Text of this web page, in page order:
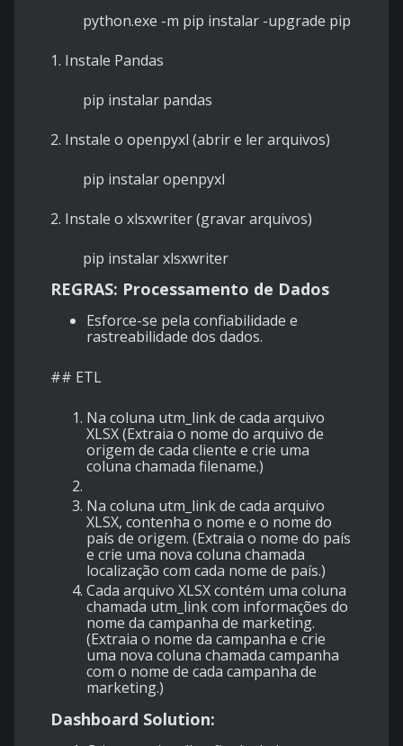
python.exe -m pip instalar -upgrade pip
1. Instale Pandas
pip instalar pandas
2. Instale o openpyxl (abrir e ler arquivos)
pip instalar openpyxl
2. Instale o xlsxwriter (gravar arquivos)
pip instalar xlsxwriter
REGRAS: Processamento de Dados
Esforce-se pela confiabilidade e
rastreabilidade dos dados.
## ETL
Na coluna utm_link de cada arquivo
XLSX (Extraia o nome do arquivo de
origem de cada cliente e crie uma
coluna chamada filename.)
Na coluna utm_link de cada arquivo
XLSX, contenha o nome e o nome do
país de origem. (Extraia o nome do país
e crie uma nova coluna chamada
localização com cada nome de país.)
Cada arquivo XLSX contém uma coluna
chamada utm_link com informações do
nome da campanha de marketing.
(Extraia o nome da campanha e crie
uma nova coluna chamada campanha
com o nome de cada campanha de
marketing.)
Dashboard Solution: